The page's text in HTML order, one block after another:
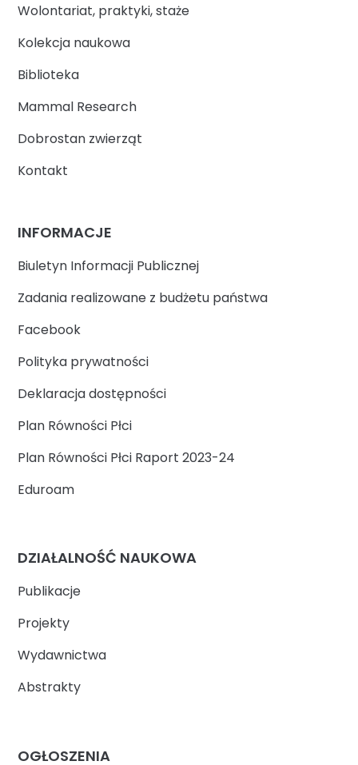
Wolontariat, praktyki, staże
Kolekcja naukowa
Biblioteka
Mammal Research
Dobrostan zwierząt
Kontakt
INFORMACJE
Biuletyn Informacji Publicznej
Zadania realizowane z budżetu państwa
Facebook
Polityka prywatności
Deklaracja dostępności
Plan Równości Płci
Plan Równości Płci Raport 2023-24
Eduroam
DZIAŁALNOŚĆ NAUKOWA
Publikacje
Projekty
Wydawnictwa
Abstrakty
OGŁOSZENIA